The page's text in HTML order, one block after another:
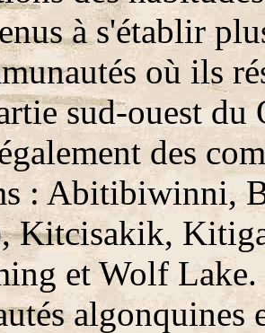
à s'établir
où ils
sud-ouest du
des
: Abitibiwinni,
Kitcisakik,
et Wolf